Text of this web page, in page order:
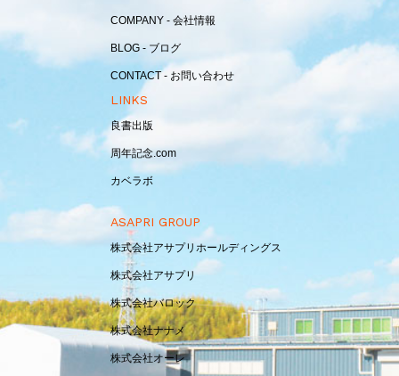
COMPANY - 会社情報
BLOG - ブログ
CONTACT - お問い合わせ
LINKS
良書出版
周年記念.com
カベラボ
ASAPRI GROUP
株式会社アサプリホールディングス
株式会社アサプリ
株式会社バロック
株式会社ナナメ
株式会社オーレ